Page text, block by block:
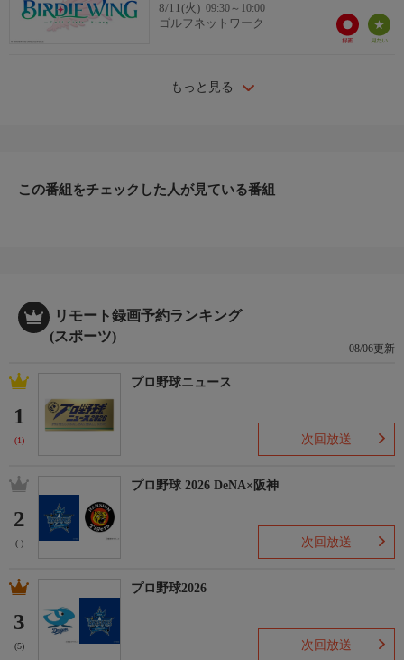
8/11(火) 09:30～10:00
ゴルフネットワーク
もっと見る
この番組をチェックした人が見ている番組
リモート録画予約ランキング
(スポーツ)
08/06更新
1
(1)
プロ野球ニュース
次回放送
2
(-)
プロ野球 2026 DeNA×阪神
次回放送
3
(5)
プロ野球2026
次回放送